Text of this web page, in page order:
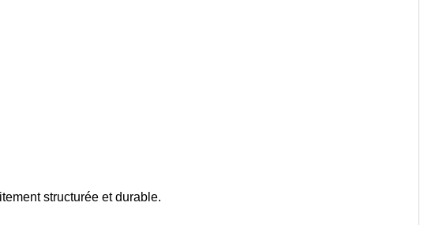
structurée et durable.